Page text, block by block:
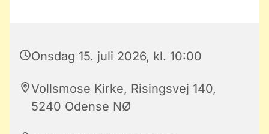
Onsdag 15. juli 2026, kl. 10:00
Vollsmose Kirke, Risingsvej 140,
5240 Odense NØ